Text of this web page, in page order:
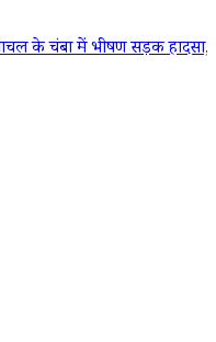
सड़क हादसा, यात्रियों से